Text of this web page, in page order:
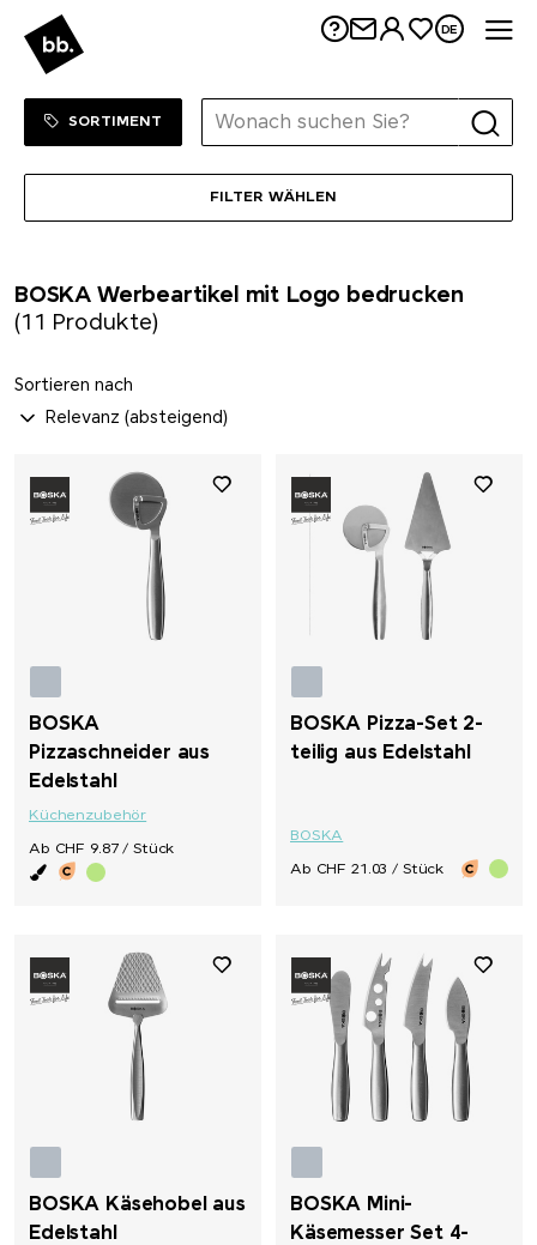
DE
ZUM SHOP
SORTIMENT
BOSKA Werbeartikel mit Logo bedrucken
(11 Produkte)
FILTER WÄHLEN
Sortieren nach
BOSKA
Pizzaschneider aus
Edelstahl
Küchenzubehör
Ab CHF 9.87 / Stück
BOSKA Pizza-Set 2-
teilig aus Edelstahl
BOSKA
Ab CHF 21.03 / Stück
BOSKA Käsehobel aus
Edelstahl
BOSKA Mini-
Käsemesser Set 4-
Prodir
Pulltex
Pure Waste
Reisenthel
Rituals
Rubik's Cube
Russell
savontage
SEAQUAL
Secrid
Seeberger
Senator®
SCX.design
SideFill
SIGG